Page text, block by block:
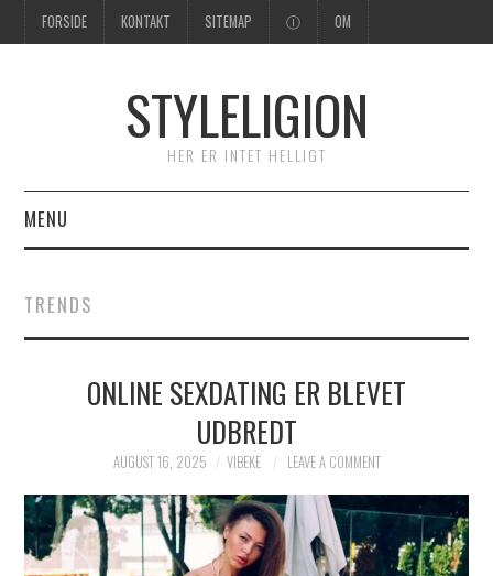
FORSIDE KONTAKT SITEMAP Ⓘ OM
STYLELIGION
HER ER INTET HELLIGT
MENU
TRENDS
ONLINE SEXDATING ER BLEVET
UDBREDT
AUGUST 16, 2025 VIBEKE LEAVE A COMMENT